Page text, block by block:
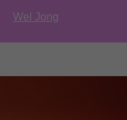
Wel Jong